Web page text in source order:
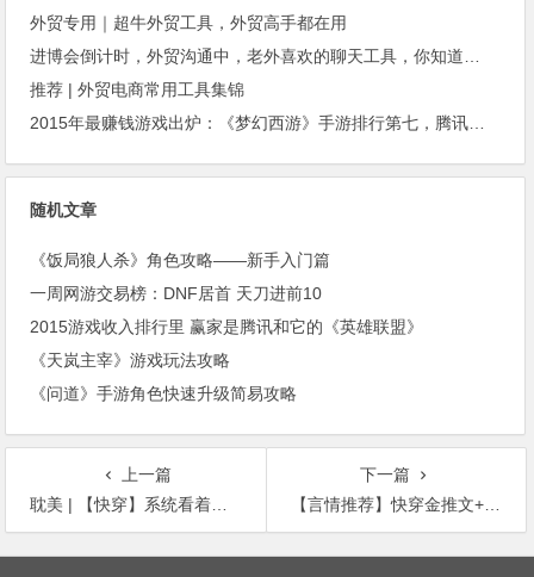
外贸专用｜超牛外贸工具，外贸高手都在用
进博会倒计时，外贸沟通中，老外喜欢的聊天工具，你知道几种？
推荐 | 外贸电商常用工具集锦
2015年最赚钱游戏出炉：《梦幻西游》手游排行第七，腾讯总收入进前三
随机文章
《饭局狼人杀》角色攻略——新手入门篇
一周网游交易榜：DNF居首 天刀进前10
2015游戏收入排行里 赢家是腾讯和它的《英雄联盟》
《天岚主宰》游戏玩法攻略
《问道》手游角色快速升级简易攻略
上一篇
耽美 | 【快穿】系统看着男主对自家宿主的100%的仇恨值：这应该是个假男主。
下一篇
【言情推荐】快穿金推文+互穿金推文+男主金融翘楚金推文+青梅竹马文
文